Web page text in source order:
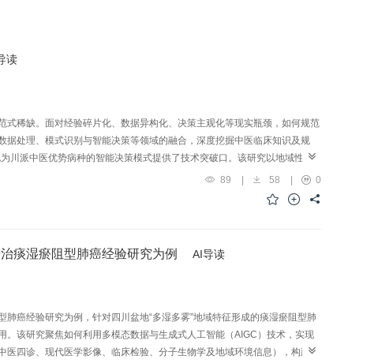
读
稀缺。面对经验碎片化、数据异构化、决策主观化等现实瓶颈，如何规范
处理、模式识别与智能决策等领域的融合，深度挖掘中医临床知识及规
川派中医优势病种的智能决策模式提供了技术突破口。该研究以地域性学
义和构建四维度数据（维度Ⅰ：医案古籍知识，维度Ⅱ：四诊客观化病
示川派名医名方全过程机制，构建以川派中医优势病种的诊疗思维逻辑路
川派中医优势病种的智能化诊疗模式，实现更高效、更精准的临床决策支
89 58
0
痰湿瘀阻型肺癌经验研究为例 AI导读
癌经验研究为例，针对四川盆地“多湿多雾”地域特征形成的痰湿瘀阻型肺
该研究聚焦如何利用多模态数据与生成式人工智能（AIGC）技术，实现
四诊、现代医学影像、临床检验、分子生物学及地域环境信息），构建